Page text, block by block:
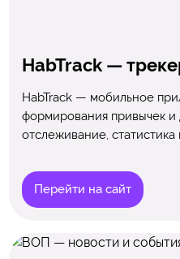
HabTrack —
HabTrack — мобильное
формирования привычек
отслеживание, статистика
Перейти на сайт